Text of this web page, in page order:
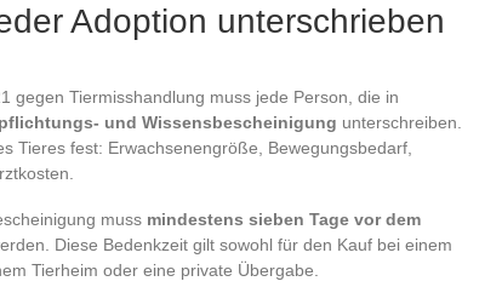
Adoption unterschrieben
gegen Tiermisshandlung muss jede Person, die in
und Wissensbescheinigung unterschreiben.
Tieres fest: Erwachsenengröße, Bewegungsbedarf,
muss mindestens sieben Tage vor dem
Diese Bedenkzeit gilt sowohl für den Kauf bei einem
Tierheim oder eine private Übergabe.